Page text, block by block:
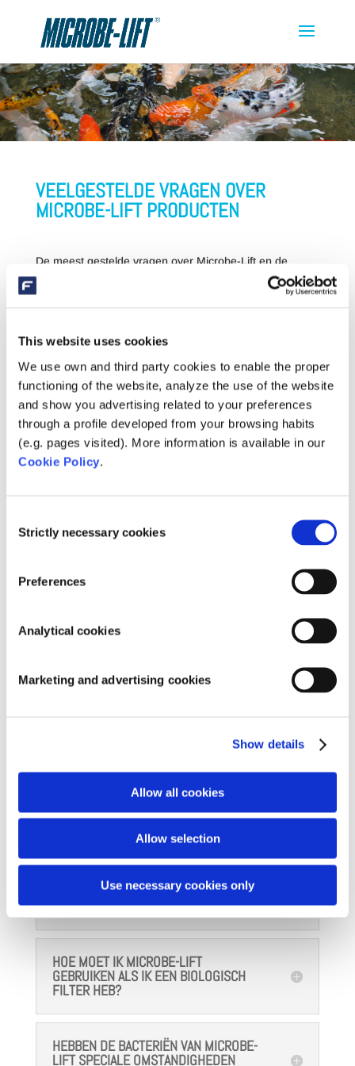
This website uses cookies
We use own and third party cookies to enable the proper
functioning of the website, analyze the use of the website
and show you advertising related to your preferences
through a profile developed from your browsing habits
(e.g. pages visited). More information is available in our
Cookie Policy.
Selection
Strictly necessary cookies
Preferences
Analytical cookies
Marketing and advertising cookies
Show details
Allow all cookies
Allow selection
Use necessary cookies only
VEELGESTELDE VRAGEN OVER
MICROBE-LIFT PRODUCTEN
De meest gestelde vragen over Microbe-Lift en de
antwoorden daarop vind je hieronder. Is uw vraag
hiermee niet beantwoord? Neem dan contact met ons
WELKE BACTERIËN ZITTEN IN
MICROBE-LIFT PRODUCTEN EN WAT
DOET DIT VOOR MIJN VIJVER?
Microbe-Lift producten bevatten fotosynthetische,
aërobe, facultatieve anaërobe, anaërobe en
chemosynthetische bacteriën.
Microbe-Lift nare luchtjes die veroorzaakt worden
bodemslib, dode plantenresten, of
dode algen af en wordt de opbouw van
BIOLOGISCHE PRODUCTEN VOOR MIJN
MOET MICROBE-LIFT VOOR GEBRUIK
WORDEN VERDUND MET WATER?
WAAROM RUIKT MIJN PRODUCT NAAR
ROTTE EIEREN?
HOE MOET IK MICROBE-LIFT
GEBRUIKEN ALS IK EEN BIOLOGISCH
FILTER HEB?
HEBBEN DE BACTERIËN VAN MICROBE-
LIFT SPECIALE OMSTANDIGHEDEN